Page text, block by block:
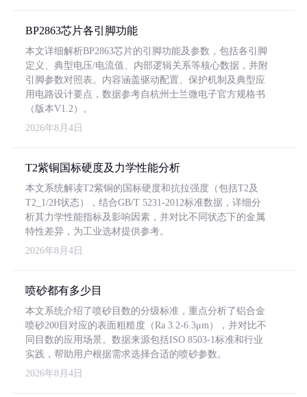
BP2863芯片各引脚功能
本文详细解析BP2863芯片的引脚功能及参数，包括各引脚
定义、典型电压/电流值、内部逻辑关系等核心数据，并附
引脚参数对照表。内容涵盖驱动配置、保护机制及典型应
用电路设计要点，数据参考自杭州士兰微电子官方规格书
（版本V1.2）。
2026年8月4日
T2紫铜国标硬度及力学性能分析
本文系统解读T2紫铜的国标硬度和抗拉强度（包括T2及
T2_1/2H状态），结合GB/T 5231-2012标准数据，详细分
析其力学性能指标及影响因素，并对比不同状态下的金属
特性差异，为工业选材提供参考。
2026年8月4日
喷砂都有多少目
本文系统介绍了喷砂目数的分级标准，重点分析了铝合金
喷砂200目对应的表面粗糙度（Ra 3.2-6.3μm），并对比不
同目数的应用场景。数据来源包括ISO 8503-1标准和行业
实践，帮助用户根据需求选择合适的喷砂参数。
2026年8月4日